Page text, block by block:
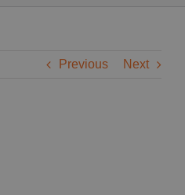
Previous Next